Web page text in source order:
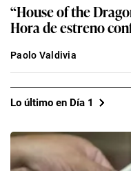
“House of the
Hora de estreno
Paolo Valdivia
Lo último en Día 1